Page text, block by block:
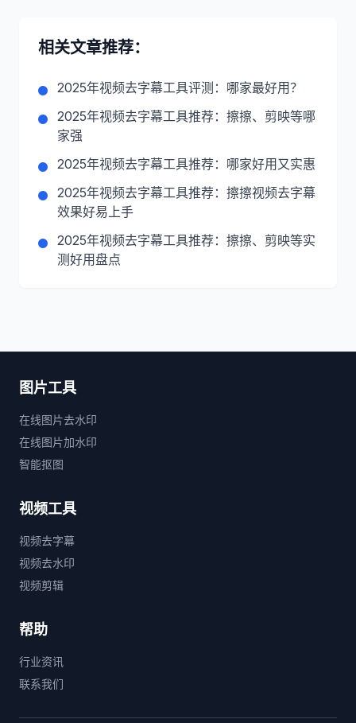
相关文章推荐：
2025年视频去字幕工具评测：哪家最好用？
2025年视频去字幕工具推荐：擦擦、剪映等哪
家强
2025年视频去字幕工具推荐：哪家好用又实惠
2025年视频去字幕工具推荐：擦擦视频去字幕
效果好易上手
2025年视频去字幕工具推荐：擦擦、剪映等实
测好用盘点
图片工具
在线图片去水印
在线图片加水印
智能抠图
视频工具
视频去字幕
视频去水印
视频剪辑
帮助
行业资讯
联系我们